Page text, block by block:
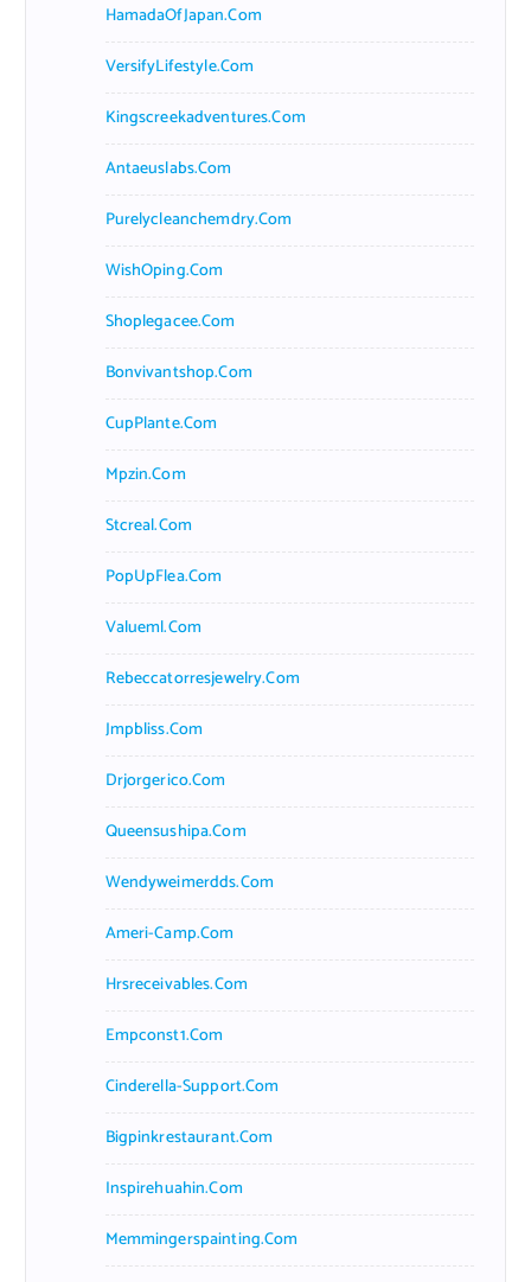
HamadaOfJapan.com
VersifyLifestyle.com
Kingscreekadventures.com
Antaeuslabs.com
Purelycleanchemdry.com
WishOping.com
Shoplegacee.com
Bonvivantshop.com
CupPlante.com
Mpzin.com
Stcreal.com
PopUpFlea.com
Valueml.com
Rebeccatorresjewelry.com
Jmpbliss.com
Drjorgerico.com
Queensushipa.com
Wendyweimerdds.com
Ameri-Camp.com
Hrsreceivables.com
Empconst1.com
Cinderella-Support.com
Bigpinkrestaurant.com
Inspirehuahin.com
Memmingerspainting.com